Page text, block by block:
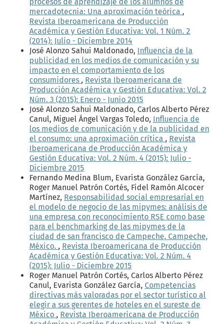
mercadotecnia: Una aproximación teórica ,
Revista Iberoamericana de Producción
Académica y Gestión Educativa: Vol. 1 Núm. 2
(2014): Julio - Diciembre 2014
José Alonzo Sahui Maldonado, Influencia de la
publicidad en los medios de comunicación y su
impacto en el comportamiento de los
consumidores , Revista Iberoamericana de
Producción Académica y Gestión Educativa: Vol. 2
Núm. 3 (2015): Enero - Junio 2015
José Alonzo Sahui Maldonado, Carlos Alberto Pérez
Canul, Miguel Ángel Vargas Toledo, Influencia de
los medios de comunicación y de la publicidad en
el consumo: una aproximación crítica , Revista
Iberoamericana de Producción Académica y
Gestión Educativa: Vol. 2 Núm. 4 (2015): Julio -
Diciembre 2015
Fernando Medina Blum, Evarista González García,
Roger Manuel Patrón Cortés, Fidel Ramón Alcocer
Martínez, Responsabilidad social empresarial en
el modelo de negocio de las mipymes: análisis de
una empresa con reconocimiento RSE como base
para el benchmarking de las mipymes de la
ciudad de san francisco de Campeche, Campeche,
México. , Revista Iberoamericana de Producción
Académica y Gestión Educativa: Vol. 2 Núm. 4
(2015): Julio - Diciembre 2015
Roger Manuel Patrón Cortés, Carlos Alberto Pérez
Canul, Evarista González García, Competencias
directivas más valoradas por el sector turístico al
elegir a sus gerentes de hoteles en el sureste de
México , Revista Iberoamericana de Producción